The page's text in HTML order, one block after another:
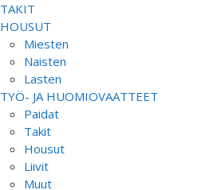
TAKIT
HOUSUT
Miesten
Naisten
Lasten
TYÖ- JA HUOMIOVAATTEET
Paidat
Takit
Housut
Liivit
Muut